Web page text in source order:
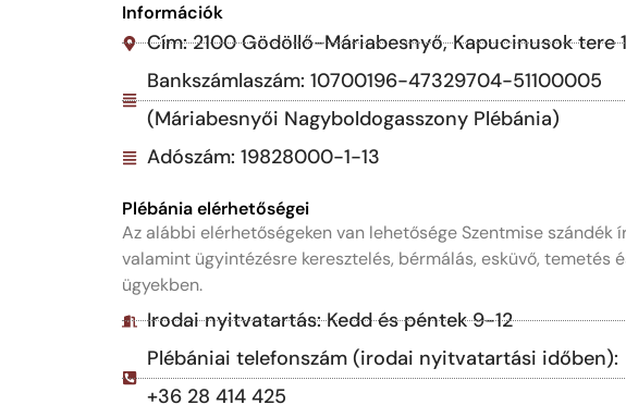
Információk
Cím: 2100 Gödöllő-Máriabesnyő, Kapucinusok tere
Bankszámlaszám: 10700196-47329704-51100005
(Máriabesnyői Nagyboldogasszony Plébánia)
Adószám: 19828000-1-13
Plébánia elérhetőségei
Az alábbi elérhetőségeken van lehetősége Szentmise szándék
valamint ügyintézésre keresztelés, bérmálás, esküvő, temetés
ügyekben.
Irodai nyitvatartás: Kedd és péntek 9-12
Plébániai telefonszám (irodai nyitvatartási időben):
+36 28 414 425